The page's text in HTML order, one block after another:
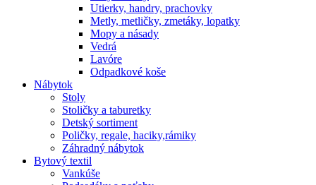
Utierky, handry, prachovky
Metly, metličky, zmetáky, lopatky
Mopy a násady
Vedrá
Lavóre
Odpadkové koše
Nábytok
Stoly
Stoličky a taburetky
Detský sortiment
Poličky, regale, haciky,rámiky
Záhradný nábytok
Bytový textil
Vankúše